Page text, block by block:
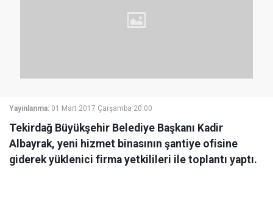
Yayınlanma: 01 Mart 2017 Çarşamba 20:00
Tekirdağ Büyükşehir Belediye Başkanı Kadir
Albayrak, yeni hizmet binasının şantiye ofisine
giderek yüklenici firma yetkilileri ile toplantı yaptı.